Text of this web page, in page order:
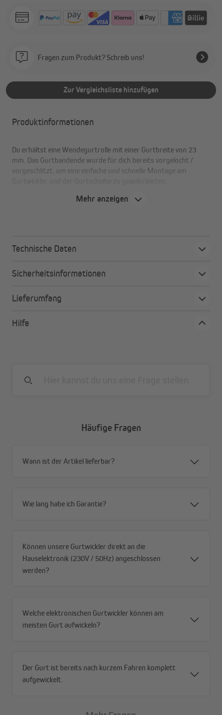
Fragen zum Produkt? Schreib uns!
Zur Vergleichsliste hinzufügen
Produktinformationen
Du erhältst eine Wendegurtrolle mit einer Gurtbreite von 23
mm. Das Gurtbandende wurde für dich bereits vorgelocht /
vorgeschlitzt, um eine einfache und schnelle Montage am
Schmutzunempfindlichkeit
UV-Stabilität
Umweltverträglichkeit
Mehr anzeigen
Technische Daten
Sicherheitsinformationen
Lieferumfang
Hilfe
Häufige Fragen
Wann ist der Artikel lieferbar?
Wie lang habe ich Garantie?
Können unsere Gurtwickler direkt an die
Hauselektronik (230V / 50Hz) angeschlossen
werden?
Welche elektronischen Gurtwickler können am
meisten Gurt aufwickeln?
Der Gurt ist bereits nach kurzem Fahren komplett
aufgewickelt.